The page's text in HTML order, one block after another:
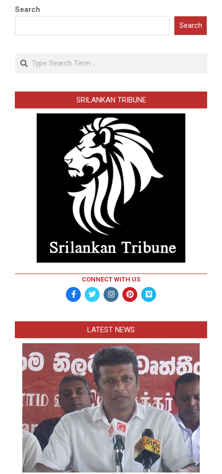
Search
Search
Search
SRILANKAN TRIBUNE
CONNECT WITH US
LATEST NEWS